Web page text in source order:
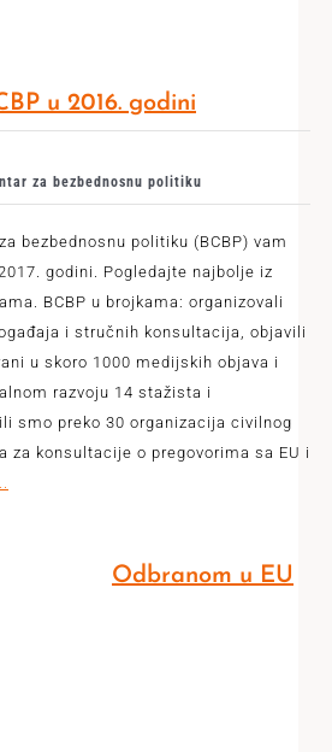
u 2016. godini
za bezbednosnu politiku
bezbednosnu politiku (BCBP) vam
godini. Pogledajte najbolje iz
BCBP u brojkama: organizovali
i stručnih konsultacija, objavili
u skoro 1000 medijskih objava i
razvoju 14 stažista i
smo preko 30 organizacija civilnog
za konsultacije o pregovorima sa EU i
Odbranom u EU